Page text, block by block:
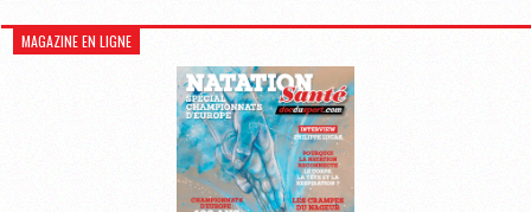
MAGAZINE EN LIGNE